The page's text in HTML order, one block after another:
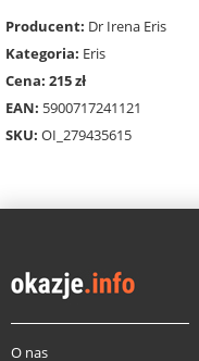
Producent: Dr Irena Eris
Kategoria: Eris
Cena: 215 zł
EAN: 5900717241121
SKU: OI_279435615
O nas